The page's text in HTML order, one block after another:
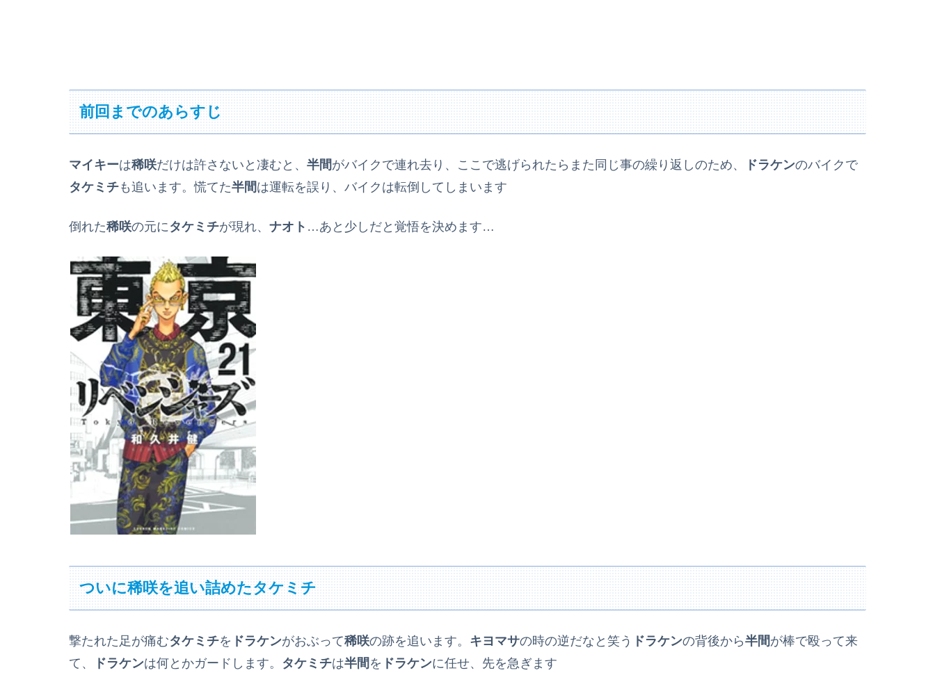
前回までのあらすじ
マイキーは稀咲だけは許さないと凄むと、 半間がバイクで連れ去り、ここで逃げられたらまた同じ事の繰り返しのため、 ドラケンのバイクで
タケミチも追います。慌てた半間は運転を誤り、バイクは転倒してしまいます
倒れた稀咲の元に タケミチが現れ、 ナオト …あと少しだと覚悟を決めます…
ついに稀咲を追い詰めたタケミチ
撃たれた足が痛むタケミチを ドラケンがおぶって稀咲の跡を追います。 キヨマサの時の逆だなと笑う ドラケンの背後から半間が棒で殴って来
て、
ドラケンは何とかガードします。 タケミチは半間 を ドラケンに任せ、先を急ぎます